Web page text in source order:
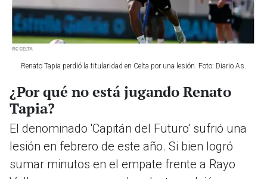
Renato Tapia perdió la titularidad en Celta por una lesión. Foto: Diario As.
¿Por qué no está jugando Renato
Tapia?
El denominado 'Capitán del Futuro' sufrió una
lesión en febrero de este año. Si bien logró
sumar minutos en el empate frente a Rayo